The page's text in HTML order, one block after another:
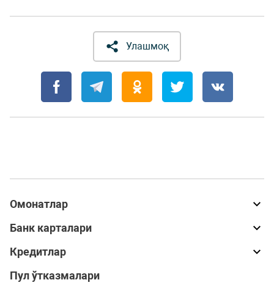
Улашмоқ
Омонатлар
Банк карталари
Кредитлар
Пул ўтказмалари